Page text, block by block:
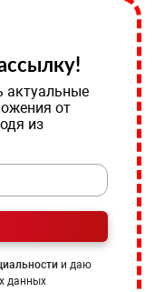
актуальные
от
из
и даю
данных